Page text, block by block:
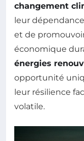
changement
leur
et de
économique
énergies
opportunité
leur résilience
volatile.